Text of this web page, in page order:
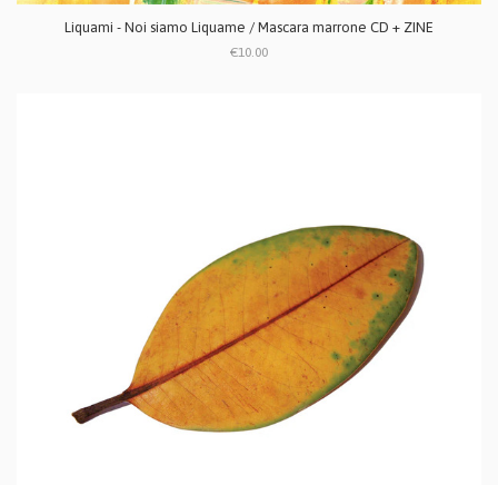
Liquami - Noi siamo Liquame / Mascara marrone CD + ZINE
€10.00